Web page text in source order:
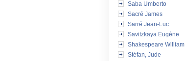
Saba Umberto
Sacré James
Sarré Jean-Luc
Savitzkaya Eugène
Shakespeare William
Stéfan, Jude